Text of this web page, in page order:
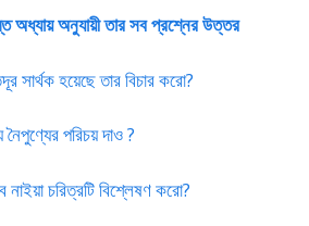
অধ্যায় অনুযায়ী তার সব প্রশ্নের উত্তর
সার্থক হয়েছে তার বিচার করো?
নৈপুণ্যের পরিচয় দাও ?
নাইয়া চরিত্রটি বিশ্লেষণ করো?